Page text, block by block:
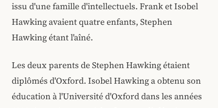
issu d'une famille d'intellectuels. Frank et Isobel
Hawking avaient quatre enfants, Stephen
Hawking étant l'aîné.
Les deux parents de Stephen Hawking étaient
diplômés d'Oxford. Isobel Hawking a obtenu son
éducation à l'Université d'Oxford dans les années